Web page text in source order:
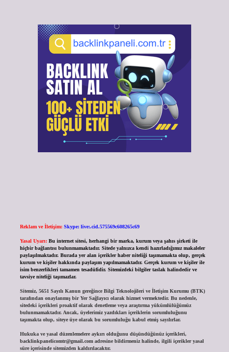
Reklam ve İletişim: Skype: live:.cid.575569c608265c69
Yasal Uyarı: Bu internet sitesi, herhangi bir marka, kurum veya şahıs şirketi ile
hiçbir bağlantısı bulunmamaktadır. Sitede yalnızca kendi hazırladığımız makaleler
paylaşılmaktadır. Burada yer alan içerikler haber niteliği taşımamakta olup, gerçek
kurum ve kişiler hakkında paylaşım yapılmamaktadır. Gerçek kurum ve kişiler ile
isim benzerlikleri tamamen tesadüfidir. Sitemizdeki bilgiler taslak halindedir ve
tavsiye niteliği taşımazlar.
Sitemiz, 5651 Sayılı Kanun gereğince Bilgi Teknolojileri ve İletişim Kurumu (BTK)
tarafından onaylanmış bir Yer Sağlayıcı olarak hizmet vermektedir. Bu nedenle,
sitedeki içerikleri proaktif olarak denetleme veya araştırma yükümlülüğümüz
bulunmamaktadır. Ancak, üyelerimiz yazdıkları içeriklerin sorumluluğunu
taşımakta olup, siteye üye olarak bu sorumluluğu kabul etmiş sayılırlar.
Hukuka ve yasal düzenlemelere aykırı olduğunu düşündüğünüz içerikleri,
backlinkpanelicomtr@gmail.comadresine bildirmeniz halinde, ilgili içerikler yasal
süre içerisinde sitemizden kaldırılacaktır.